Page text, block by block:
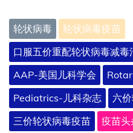
轮状病毒
轮状病毒疫苗
口服五价重配轮状病毒减毒
AAP-美国儿科学会
Pediatrics-儿科杂志
六
三价轮状病毒疫苗
疫苗头